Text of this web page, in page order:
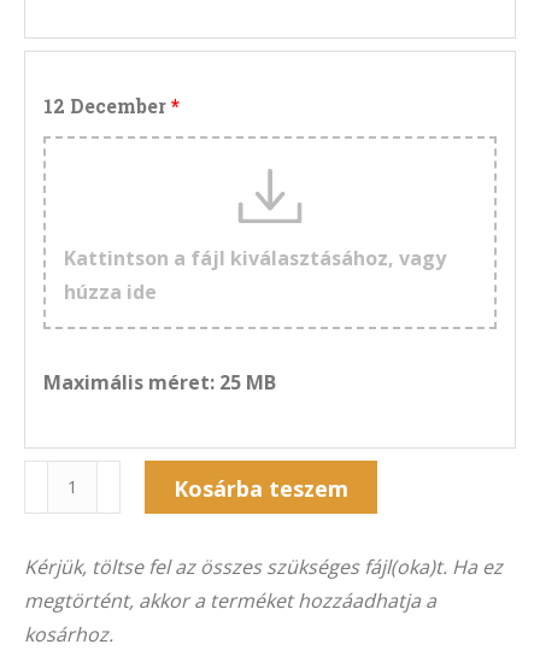
12 December
Kattintson a fájl kiválasztásához, vagy
húzza ide
Maximális méret: 25 MB
Naptár
13F-
(21x30
cm)
álló
Kosárba teszem
Kérjük, töltse fel az összes szükséges fájl(oka)t. Ha ez
megtörtént, akkor a terméket hozzáadhatja a
kosárhoz.